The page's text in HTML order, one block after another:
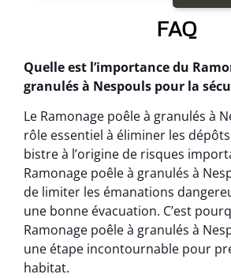
FAQ
Quelle est l’importance du
granulés à Nespouls pour la
Le Ramonage poêle à granulés à
rôle essentiel à éliminer les
bistre à l’origine de risques
Ramonage poêle à granulés à
de limiter les émanations
une bonne évacuation. C’est
Ramonage poêle à granulés à
une étape incontournable pour
habitat.